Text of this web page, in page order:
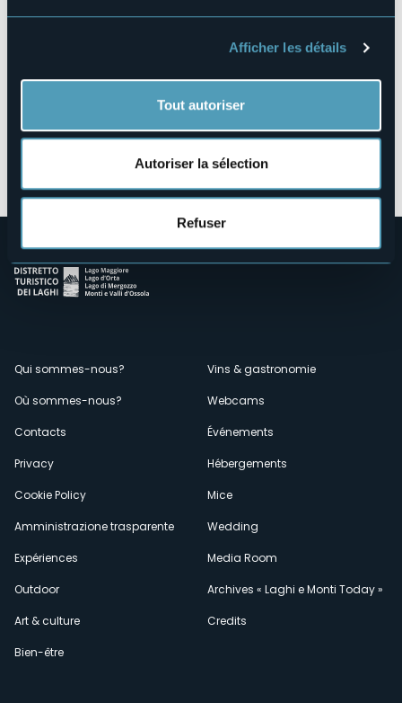
Afficher les détails
Tout autoriser
Autoriser la sélection
Refuser
Ouvrir la carte
Menù
secondario
Qui sommes-nous?
Où sommes-nous?
Contacts
Privacy
Cookie Policy
Amministrazione trasparente
Expériences
Outdoor
Art & culture
Bien-être
Vins & gastronomie
Webcams
Événements
Hébergements
Mice
Wedding
Media Room
Archives « Laghi e Monti Today »
Credits